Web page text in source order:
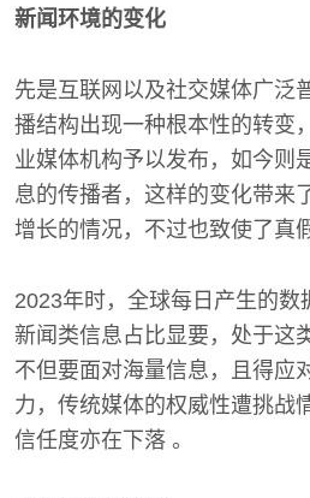
新闻环境的变化
先是互联网以及社交媒体广泛
播结构出现一种根本性的转变
业媒体机构予以发布，如今则
息的传播者，这样的变化带来
增长的情况，不过也致使了真
2023年时，全球每日产生的数
新闻类信息占比显要，处于这
不但要面对海量信息，且得应
力，传统媒体的权威性遭挑战
信任度亦在下落 。